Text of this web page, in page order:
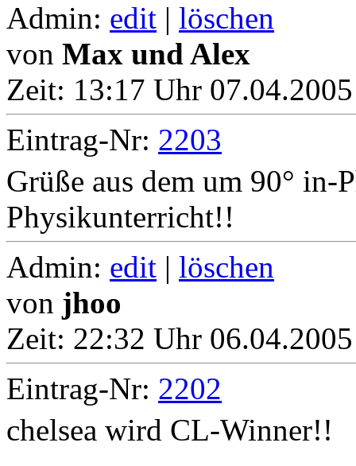
Admin: edit | löschen
von Max und Alex
Zeit: 13:17 Uhr
Eintrag-Nr: 2203
Grüße aus dem um 90° in-
Physikunterricht!!
Admin: edit | löschen
von jhoo
Zeit: 22:32 Uhr
Eintrag-Nr: 2202
chelsea wird CL-Winner!!